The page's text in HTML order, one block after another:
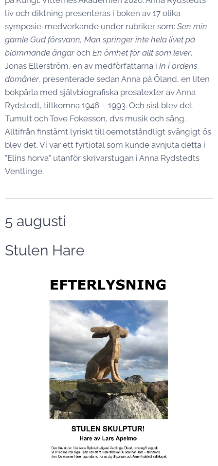
liv och diktning presenteras i boken av 17 olika
symposie-medverkande under rubriker som: Sen min
gamle Gud försvann, Man springer inte hela livet på
blommande ängaroch En ömhet för allt som lever.
Jonas Ellerström, en av medförfattarna i In i ordens
domäner, presenterade sedan Anna på Öland, en liten
bokpärla med självbiografiska prosatexter av Anna
Rydstedt, tillkomna 1946 – 1993. Och sist blev det
Tumult och Tove Fokesson, dvs musik och sång.
Alltifrån finstämt lyriskt till oemotståndligt svängigt ös
blev det. Vi var ett fyrtiotal som kunde avnjuta detta i
"Elins horva" utanför skrivarstugan i Anna Rydstedts
Ventlinge.
5 augusti
Stulen Hare